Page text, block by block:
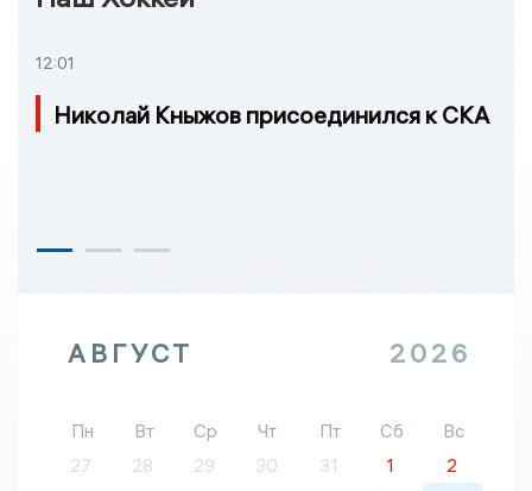
12:01
Николай Кныжов присоединился к СКА
АВГУСТ 2026
Пн Вт Ср Чт Пт Сб
Вс
27
28 29 30 31 1
2